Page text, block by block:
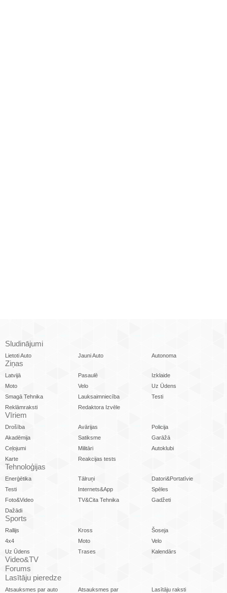
Sludinājumi
Lietoti Auto Jauni Auto Autonoma
Ziņas
Latvijā Pasaulē
Izklaide
Moto
Velo
Uz Ūdens
Smagā Tehnika
Lauksaimniecība
Testi
Reklāmraksti
Redaktora Izvēle
Vīriem
Drošība Avārijas
Policija
Akadēmija
Satiksme
Garāžā
Ceļojumi
Militāri
Autoklubi
Karte
Reakcijas tests
Tehnoloģijas
Enerģētika Tālruņi
Datori&Portatīvie
Testi
Internets&App
Spēles
Foto&Video
TV&Cita Tehnika
Gadžeti
Dažādi
Sports
Rallijs Kross
Šoseja
4x4
Moto
Velo
Uz Ūdens
Trases Kalendārs
Video&TV
Forums
Lasītāju pieredze
Atsauksmes par auto Atsauksmes par Lasītāju raksti